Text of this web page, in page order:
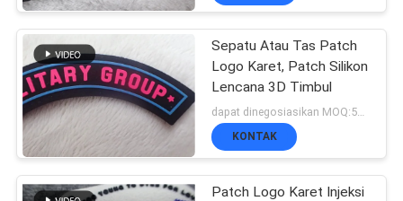
KONTROL
KUALITAS
HUBUNGI
KAMI
Sepatu Atau Tas Patch
Logo Karet, Patch Silikon
Lencana 3D Timbul
KONTAK
Patch Logo Karet Injeksi